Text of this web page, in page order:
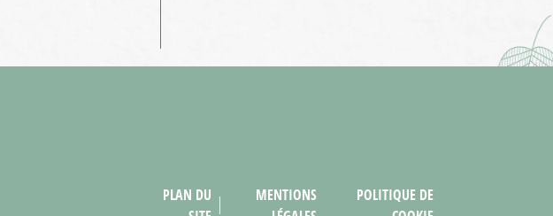
PLAN DU
MENTIONS
POLITIQUE DE